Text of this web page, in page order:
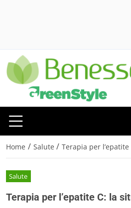
Home / Salute / Terapia per
Salute
Terapia per l’epatite C: la